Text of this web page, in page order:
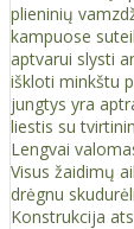
plieninių
kampuose
aptvarui slysti
iškloti minkštu
jungtys yra
liestis su
Lengvai
Visus žaidimų
drėgnu
Konstrukcija